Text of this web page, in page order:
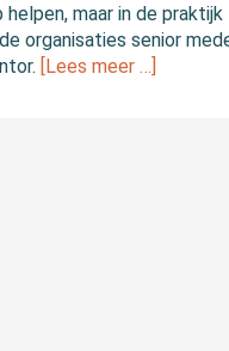
maar in de
organisaties senior
[Lees meer …]